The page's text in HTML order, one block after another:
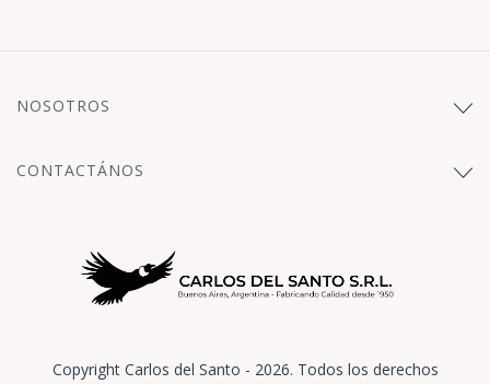
NOSOTROS
CONTACTÁNOS
Copyright Carlos del Santo - 2026. Todos los derechos